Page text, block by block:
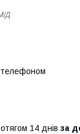
Д
телефоном
14 днів за